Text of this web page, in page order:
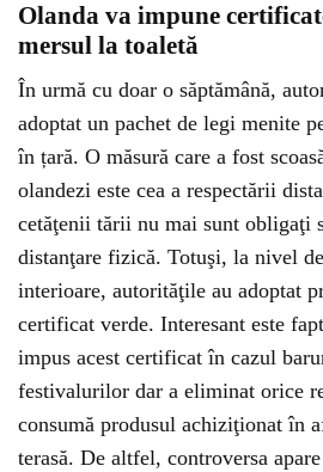
Olanda va impune
mersul la toaletă
În urmă cu doar o săptămână,
adoptat un pachet de legi menite
în țară. O măsură care a fost
olandezi este cea a respectării
cetăţenii tării nu mai sunt obligaţi
distanţare fizică. Totuşi, la nivel
interioare, autorităţile au adoptat
certificat verde. Interesant este
impus acest certificat în cazul
festivalurilor dar a eliminat orice
consumă produsul achiziţionat în
terasă. De altfel, controversa